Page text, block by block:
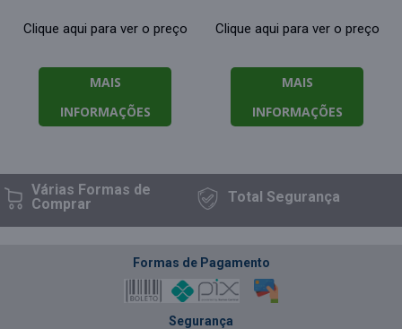
Clique aqui para ver o preço
MAIS
INFORMAÇÕES
Clique aqui para ver o preço
MAIS
INFORMAÇÕES
Várias Formasde
Comprar
TotalSegurança
Formas de Pagamento
Segurança